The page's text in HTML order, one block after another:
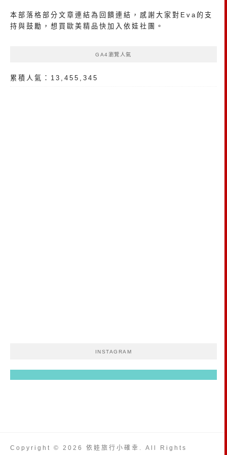
本部落格部分文章連結為回饋連結，感謝大家對Eva的支
持與鼓勵，想買歐美精品 快加入依娃社團 。
GA4瀏覽人氣
累積人氣：13,455,345
INSTAGRAM
Copyright © 2026 依娃旅行小確幸. All Rights